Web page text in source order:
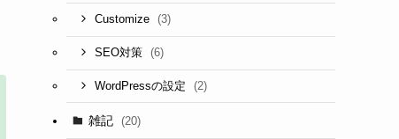
Customize (3)
SEO対策 (6)
WordPressの設定 (2)
雑記 (20)